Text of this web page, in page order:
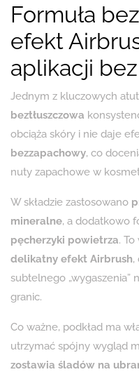
Formuła
efekt
aplikacji bez
Jednym z kluczowych
beztłuszczowa
obciąża skóry i nie daje
bezzapachowy, co
nuty zapachowe w
W składzie zastosowano
mineralne, a dodatkowo
pęcherzyki powietrza.
delikatny efekt Airbrush,
subtelnego „wygaszenia”
granic.
Co ważne, podkład ma
utrzymać spójny wygląd
zostawia śladów na